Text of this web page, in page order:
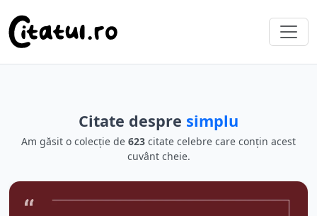
Citate despre simplu
Am găsit o colecție de 623 citate celebre care conțin acest
cuvânt cheie.